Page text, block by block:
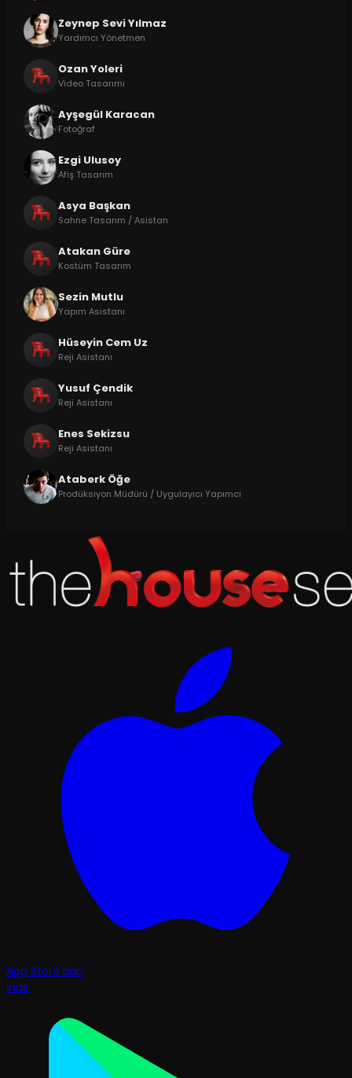
Zeynep Sevi Yılmaz
Yardımcı Yönetmen
Ozan Yoleri
Video Tasarımı
Ayşegül Karacan
Fotoğraf
Ezgi Ulusoy
Afiş Tasarım
Asya Başkan
Sahne Tasarım / Asistan
Atakan Güre
Kostüm Tasarım
Sezin Mutlu
Yapım Asistanı
Hüseyin Cem Uz
Reji Asistanı
Yusuf Çendik
Reji Asistanı
Enes Sekizsu
Reji Asistanı
Ataberk Öğe
Prodüksiyon Müdürü / Uygulayıcı Yapımcı
App Store'dan
İndir